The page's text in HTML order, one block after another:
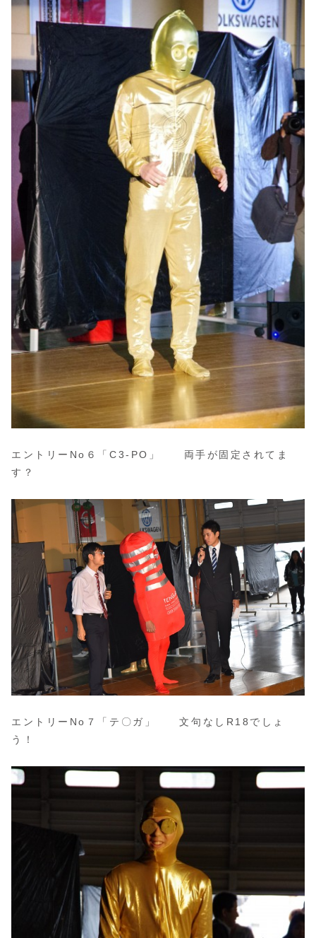
エントリーNo６「C3-PO」 両手が固定されてま
す？
エントリーNo７「テ〇ガ」 文句なしR18でしょ
う！